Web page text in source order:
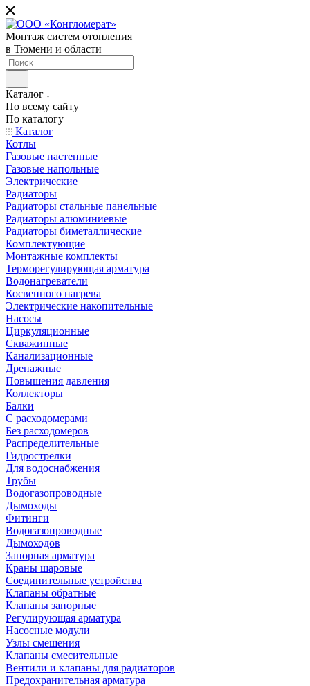
Монтаж систем отопления
в Тюмени и области
Каталог
По всему сайту
По каталогу
Каталог
Котлы
Газовые настенные
Газовые напольные
Электрические
Радиаторы
Радиаторы стальные панельные
Радиаторы алюминиевые
Радиаторы биметаллические
Комплектующие
Монтажные комплекты
Терморегулирующая арматура
Водонагреватели
Косвенного нагрева
Электрические накопительные
Насосы
Циркуляционные
Скважинные
Канализационные
Дренажные
Повышения давления
Коллекторы
Балки
С расходомерами
Без расходомеров
Распределительные
Гидрострелки
Для водоснабжения
Трубы
Водогазопроводные
Дымоходы
Фитинги
Водогазопроводные
Дымоходов
Запорная арматура
Краны шаровые
Соединительные устройства
Клапаны обратные
Клапаны запорные
Регулирующая арматура
Насосные модули
Узлы смешения
Клапаны смесительные
Вентили и клапаны для радиаторов
Предохранительная арматура